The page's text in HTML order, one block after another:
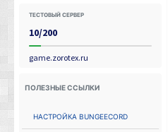
Тестовый сервер
10/200
game.zorotex.ru
Полезные ссылки
Настройка Bungeecord